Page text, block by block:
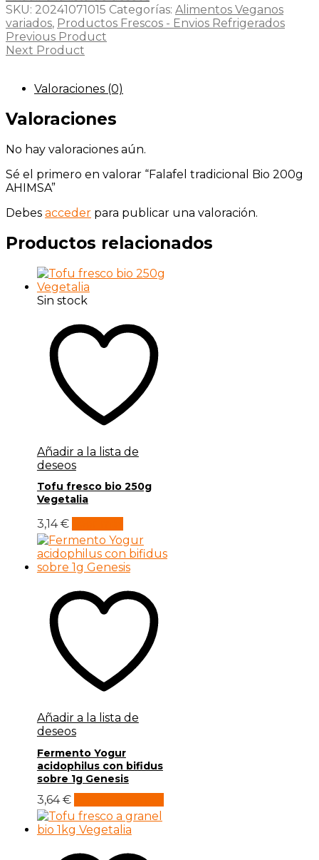
SKU: 20241071015 Categorías: Alimentos Veganos
variados, Productos Frescos - Envios Refrigerados
Previous Product
Next Product
Valoraciones (0)
Valoraciones
No hay valoraciones aún.
Sé el primero en valorar “Falafel tradicional Bio 200g
AHIMSA”
Debes acceder para publicar una valoración.
Productos relacionados
Sin stock
Añadir a la lista de
deseos
Tofu fresco bio 250g
Vegetalia
3,14€
Añadir a la lista de
deseos
Fermento Yogur
acidophilus con bifidus
sobre 1g Genesis
3,64€